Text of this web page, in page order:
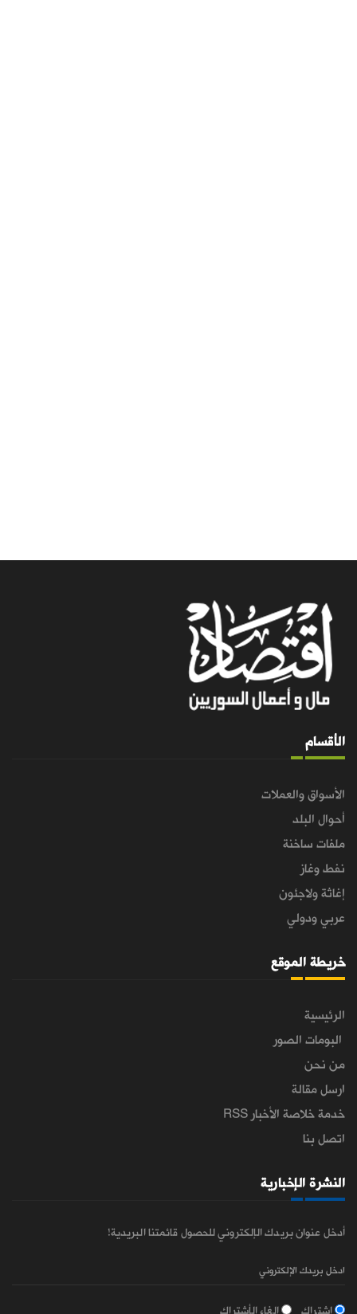
الأقسام
الأسواق والعملات
أحوال البلد
ملفات ساخنة
نفط وغاز
إغاثة ولاجئون
عربي ودولي
خريطة الموقع
الرئيسية
البومات الصور
من نحن
ارسل مقالة
خدمة خلاصة الأخبار RSS
اتصل بنا
النشرة الإخبارية
أدخل عنوان بريدك الإلكتروني للحصول قائمتنا البريدية!